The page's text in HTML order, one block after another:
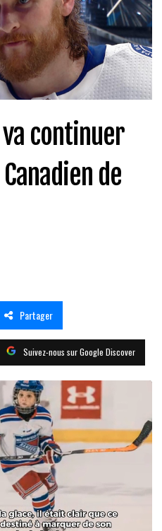
va continuer
de
Partager
Suivez-nous sur Google Discover